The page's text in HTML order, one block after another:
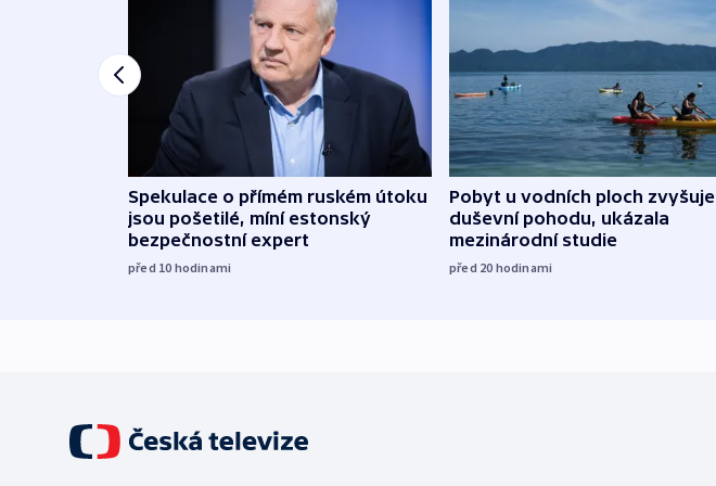
Spekulace o přímém ruském útoku
jsou pošetilé, míní estonský
bezpečnostní expert
před 10 hodinami
Pobyt u vodních ploch zvyšuje
duševní pohodu, ukázala
mezinárodní studie
před 20 hodinami